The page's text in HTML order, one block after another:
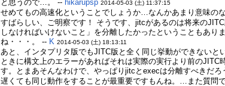
と思うので…。 -- hikarupsp 2014-05-03 (土) 11:37:15
せめてもの高速化ということでしょうか…なんかあまり意味の
すばらしい、ご明察です！ そうです、jitcがあるのは将来の
しなければいけないこと」を分離したかったということもあ
ね・・・。 -- K 2014-05-03 (土) 18:13:11
あと、インタプリタ版でもJITC版と全く同じ挙動ができない
ときに構文上のエラーがあればそれは実際の実行より前の
す。とまあそんなわけで、やっぱりjitcとexecは分離すべきだ
遅くても同じ動作をすることが最重要ですもんね。…また質問